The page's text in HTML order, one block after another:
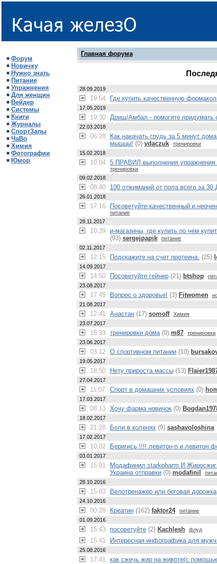
Форум
Новичку
Нужно знать
Питание
Упражнения
Для женщин
Вейдер
Системы
Книги
Журналы
СпортЗалы
ЧаВо
Химия
Фотографии
Юмор
Главная форума
28.09.2019
19:54 Где купить качественную
17.05.2019
19:30 Дрищ/Амбал - помогите придумать
22.03.2018
06:28
Как накачать грудь за 5 минут
мышцы! (0) vdaczuk
тренировки
15.02.2018
10:04 5 ПРАВИЛ выполнения
тренировки
09.02.2018
08:40 100 отжиманий от пола всего
26.01.2018
17:16 Посоветуйте качественный и
питание
28.11.2017
10:39
и-магазины, где купить по чем
(93) sergejpapik
питание
02.11.2017
12:15 Подскажите на счет протеина. (25)
14.09.2017
14:50 Посоветуйте гейнер (21) btshop
23.08.2017
17:45 Вопрос о здоровье! (3) Fitwomen
21.08.2017
12:41 Анастан (17) somoff
Химия
23.07.2017
15:33 тренировки дома (0) m87
тренировки
23.06.2017
03:12 О спортивном питании (10)
19.05.2017
18:50 Нету прироста массы (13)
27.04.2017
11:07 Спорт в домашних условиях (0)
17.03.2017
08:13 Хочу фарма новичок (0)
18.02.2017
21:28 Боли в коленях (9) sashavoloshina
17.02.2017
10:02 Беригись !!!! левитон-п и левитон
03.01.2017
15:01
Модафинил starkpharm И
Украина отправки (0) modafinil
28.10.2016
15:03 Велотренажер или беговая дорожка
24.10.2016
00:28 Креатин (162) faktor24
питание
01.09.2016
15:43 посоветуйте (2) Kachlesh флуд
15:41 Интересная инфографика для
25.08.2016
17:41
как сжечь жир на животе(с